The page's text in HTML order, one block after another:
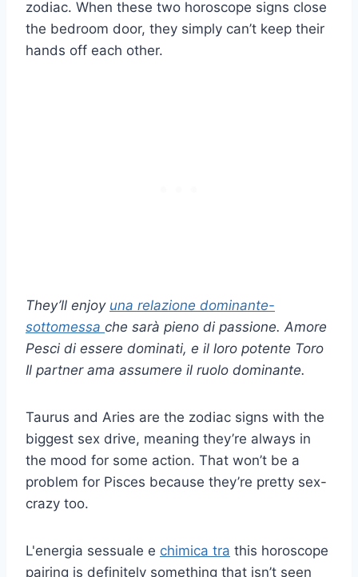
zodiac. When these two horoscope signs close
the bedroom door, they simply can’t keep their
hands off each other.
They’ll enjoy una relazione dominante-
sottomessa che sarà pieno di passione. Amore
Pesci di essere dominati, e il loro potente Toro
Il partner ama assumere il ruolo dominante.
Taurus and Aries are the zodiac signs with the
biggest sex drive, meaning they’re always in
the mood for some action. That won’t be a
problem for Pisces because they’re pretty sex-
crazy too.
L'energia sessuale e chimica tra this horoscope
pairing is definitely something that isn’t seen